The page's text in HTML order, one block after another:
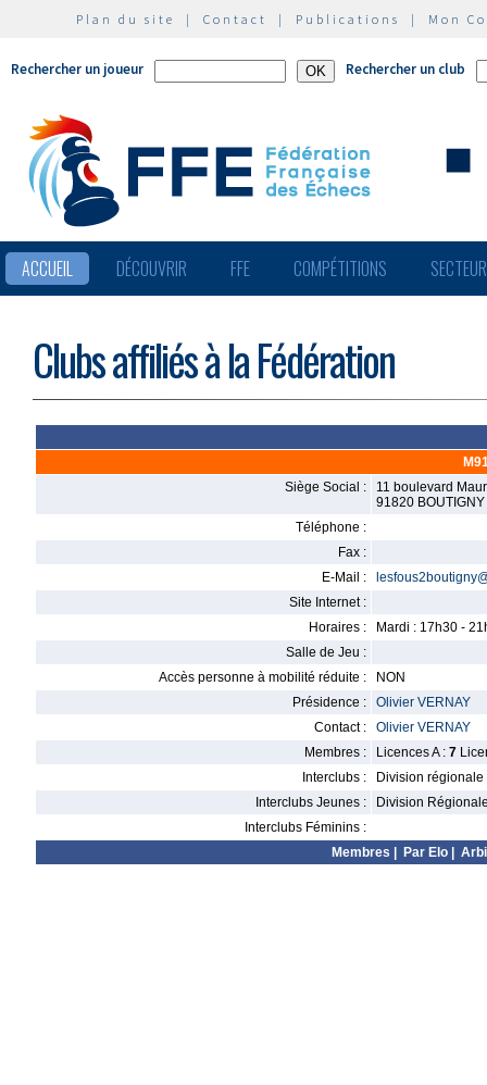
Plan du site | Contact | Publications | Mon
Rechercher un joueur Rechercher un club
ACCUEIL DÉCOUVRIR FFE COMPÉTITIONS
Clubs affiliés à la Fédération
Siège Social :
11 boulevard
91820
Téléphone :
Fax :
E-Mail :
Site Internet :
Horaires :
Mardi : 17h30 -
Salle de Jeu :
Accès personne à mobilité réduite :
NON
Présidence :
Olivier VERNAY
Contact :
Olivier VERNAY
Membres :
Licences A : 7
Interclubs :
Division régionale
Interclubs Jeunes :
Division
Interclubs Féminins :
Membres
Par Elo